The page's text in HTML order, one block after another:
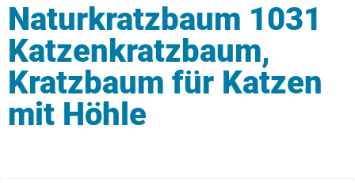
Naturkratzbaum 1031
Katzenkratzbaum,
Kratzbaum für Katzen
mit Höhle